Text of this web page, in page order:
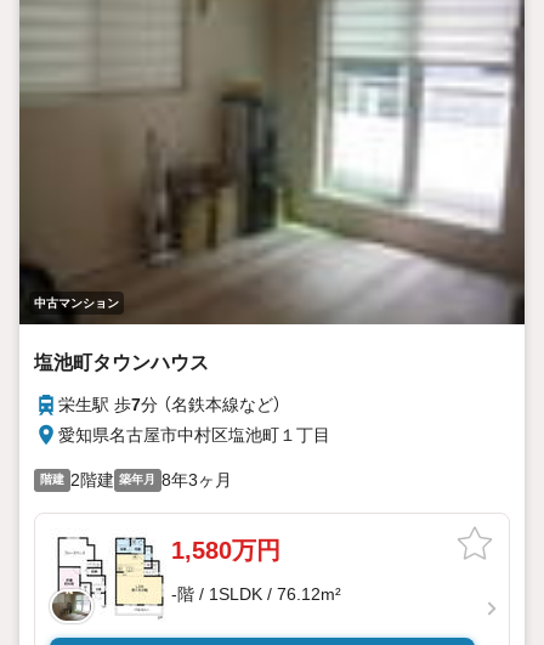
中古マンション
塩池町タウンハウス
栄生駅 歩7分 （名鉄本線など）
愛知県名古屋市中村区塩池町１丁目
階建 2階建 築年月 8年3ヶ月
1,580万円
-階 / 1SLDK / 76.12m²